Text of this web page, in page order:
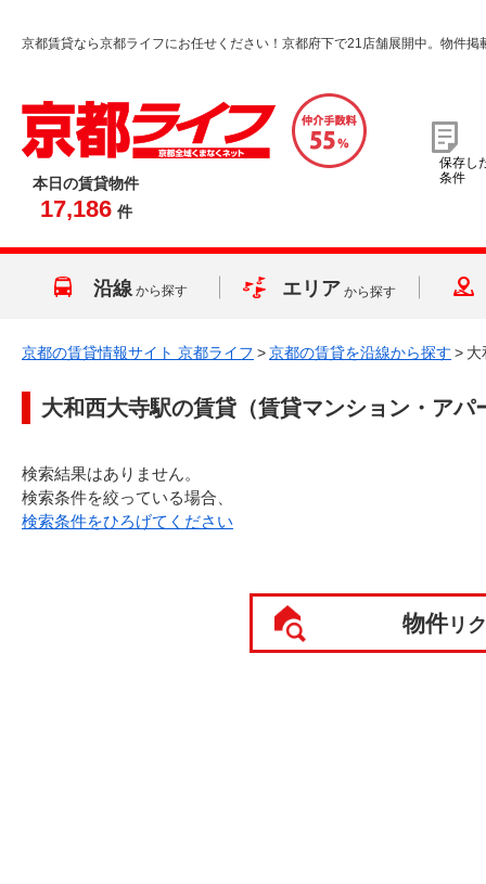
京都賃貸なら京都ライフにお任せください！京都府下で21店舗展開中。物件掲
本日の賃貸物件
17,186 件
保存し
条件
沿線 から探す エリア から探す
京都の賃貸情報サイト 京都ライフ >京都の賃貸を沿線から探す > 大
大和西大寺駅の賃貸（賃貸マンション・アパ
検索結果はありません。
検索条件を絞っている場合、
検索条件をひろげてください
物件リ